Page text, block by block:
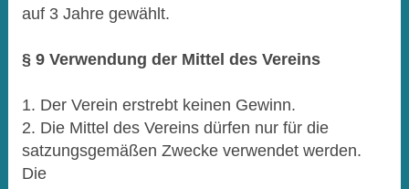
auf 3 Jahre gewählt.
§ 9 Verwendung der Mittel des Vereins
1. Der Verein erstrebt keinen Gewinn.
2. Die Mittel des Vereins dürfen nur für die
satzungsgemäßen Zwecke verwendet werden.
Die